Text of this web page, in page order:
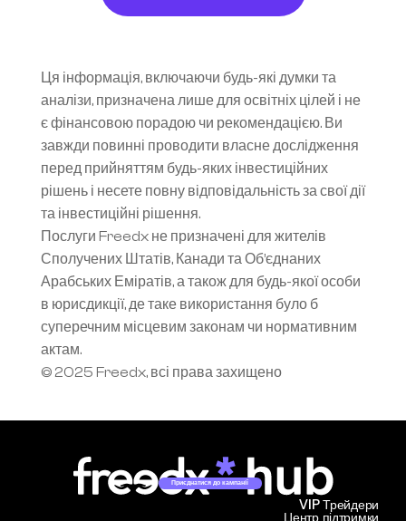
Ця інформація, включаючи будь-які думки та
аналізи, призначена лише для освітніх цілей і не
є фінансовою порадою чи рекомендацією. Ви
завжди повинні проводити власне дослідження
перед прийняттям будь-яких інвестиційних
рішень і несете повну відповідальність за свої дії
та інвестиційні рішення.
Послуги Freedx не призначені для жителів
Сполучених Штатів, Канади та Об’єднаних
Арабських Еміратів, а також для будь-якої особи
в юрисдикції, де таке використання було б
суперечним місцевим законам чи нормативним
актам.
© 2025 Freedx, всі права захищено
Приєднатися до кампанії
Центр підтримки
VIP Трейдери